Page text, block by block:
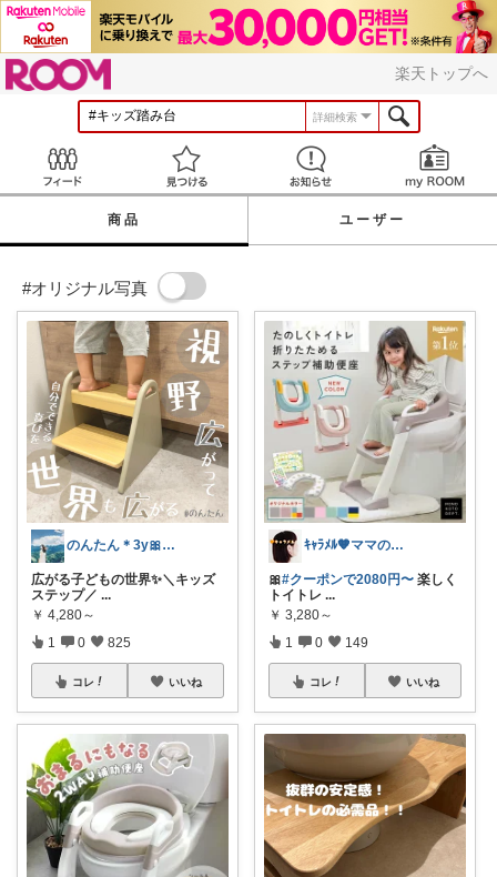
楽天トップへ
詳細検索
見つける お知らせ
商品 ユーザー
#オリジナル写真
のんたん＊3y🎀1y👶🏻🍼
広がる子どもの世界✨＼キッズ
ステップ／ ...
￥ 4,280～
1 0 825
コレ いいね
ｷｬﾗﾒﾙ🧡ママのかわいい×ラク育児✼
🎀#クーポンで2080円〜 楽しく
トイトレ ...
￥ 3,280～
1 0 149
コレ いいね